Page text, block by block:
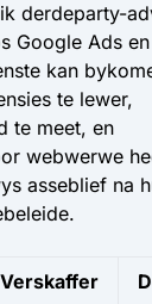
derdeparty-
Google Ads
kan
te lewer,
te meet, en
webwerwe
asseblief na
Verskaffer